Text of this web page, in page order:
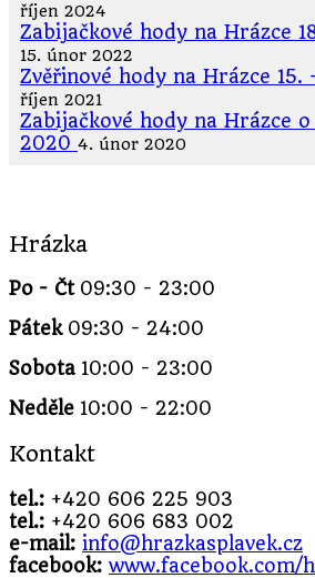
říjen 2024
Zabijačkové hody na Hrázce
15. únor 2022
Zvěřinové hody na Hrázce 15.
říjen 2021
Zabijačkové hody na Hrázce
2020 4. únor 2020
Hrázka
Po - Čt09:30 - 23:00
Pátek09:30 - 24:00
Sobota 10:00 - 23:00
Neděle 10:00 - 22:00
Kontakt
tel.: +420 606 225 903
tel.: +420 606 683 002
e-mail: info@hrazkasplavek.cz
facebook: www.facebook.com/